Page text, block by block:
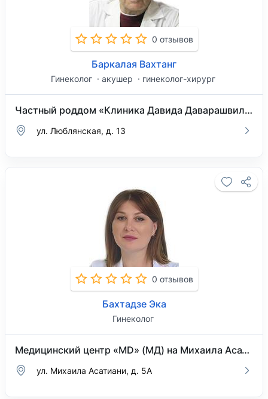
0 отзывов
Баркалая Вахтанг
Гинеколог акушер гинеколог-хирург
Частный роддом «Клиника Давида Даварашвили»
ул. Люблянская, д. 13
0 отзывов
Бахтадзе Эка
Гинеколог
Медицинский центр «MD» (МД) на Михаила Асатиани
ул. Михаила Асатиани, д. 5А